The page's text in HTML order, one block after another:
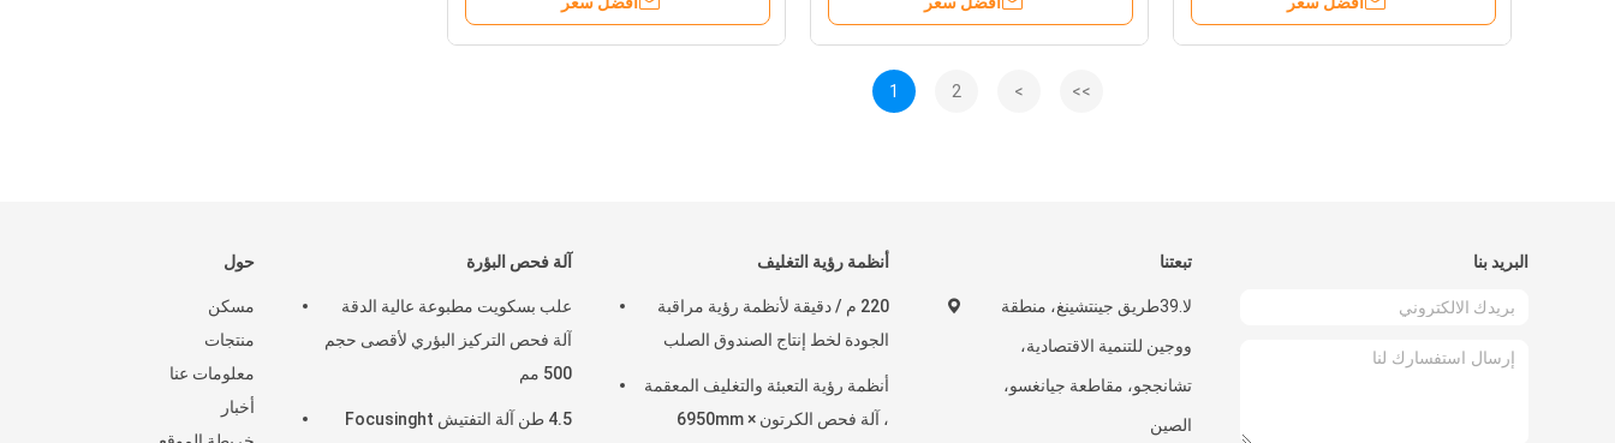
1 2 > >>
حول
مسكن
منتجات
معلومات عنا
أخبار
آلة فحص البؤرة
علب بسكويت مطبوعة عالية الدقة
آلة فحص التركيز البؤري لأقصى حجم
500 مم
4.5 طن آلة التفتيش Focusinght
أنظمة رؤية التغليف
220 م / دقيقة لأنظمة رؤية مراقبة
الجودة لخط إنتاج الصندوق الصلب
أنظمة رؤية التعبئة والتغليف المعقمة
، آلة فحص الكرتون 6950mm ×
تبعتنا
لا.39طريق جينتشينغ، منطقة
ووجين للتنمية الاقتصادية،
تشانججو، مقاطعة جيانغسو،
الصين
البريد بنا